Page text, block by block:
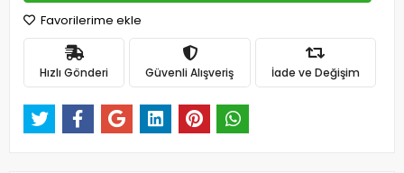
Favorilerime ekle
Hızlı Gönderi Güvenli Alışveriş İade ve Değişim